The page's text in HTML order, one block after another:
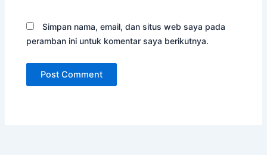
Simpan nama, email, dan situs web saya pada
peramban ini untuk komentar saya berikutnya.